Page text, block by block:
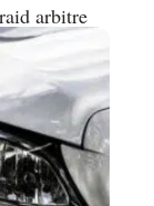
arbitre